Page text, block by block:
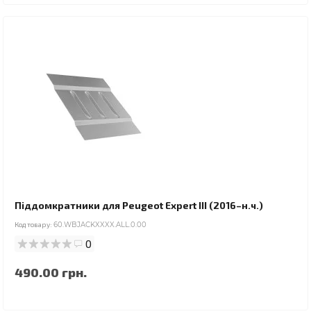
Піддомкратники для Peugeot Expert III (2016–н.ч.)
Код товару: 60.WBJACKXXXX.ALL.0.00
0
490.00 грн.